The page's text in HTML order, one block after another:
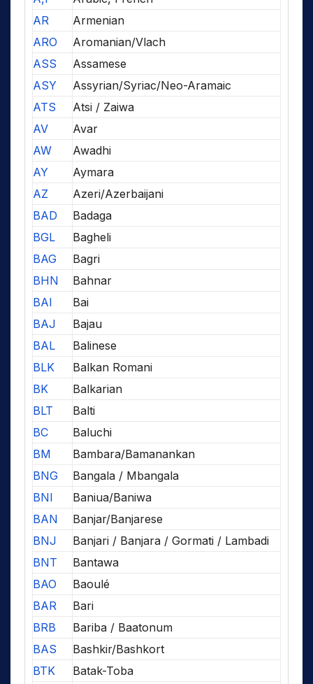
AR
Armenian
ARO
Aromanian/Vlach
ASS
Assamese
ASY
Assyrian/Syriac/Neo-Aramaic
ATS
Atsi / Zaiwa
AV
Avar
AW
Awadhi
AY
Aymara
AZ
Azeri/Azerbaijani
BAD
Badaga
BGL
Bagheli
BAG
Bagri
BHN
Bahnar
BAI
Bai
BAJ
Bajau
BAL
Balinese
BLK
Balkan Romani
BK
Balkarian
BLT
Balti
BC
Baluchi
BM
Bambara/Bamanankan
BNG
Bangala / Mbangala
BNI
Baniua/Baniwa
BAN
Banjar/Banjarese
BNJ
Banjari / Banjara / Gormati / Lambadi
BNT
Bantawa
BAO
Baoulé
BAR
Bari
BRB
Bariba / Baatonum
BAS
Bashkir/Bashkort
BTK
Batak-Toba